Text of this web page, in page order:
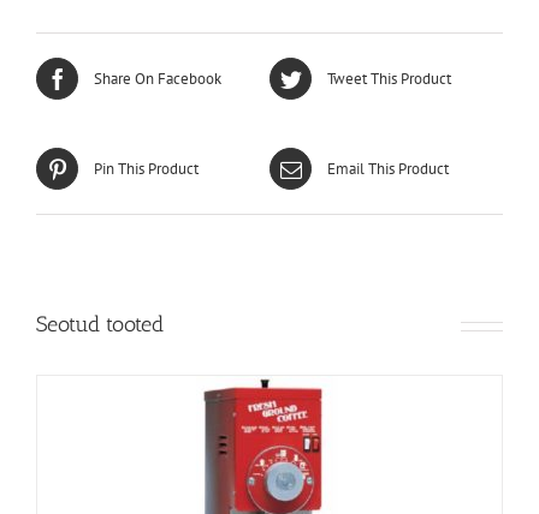
Share On Facebook Tweet This Product
Pin This Product Email This Product
Seotud tooted